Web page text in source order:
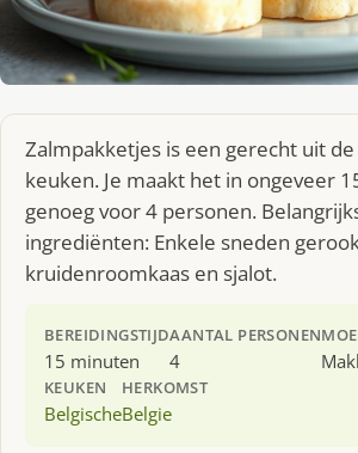
Zalmpakketjes is een gerecht uit de
keuken. Je maakt het in ongeveer
genoeg voor 4 personen.
ingrediënten: Enkele sneden
kruidenroomkaas en sjalot.
BEREIDINGSTIJD
15 minuten
AANTAL PERSONEN
4
KEUKEN
Belgische
HERKOMST
Belgie